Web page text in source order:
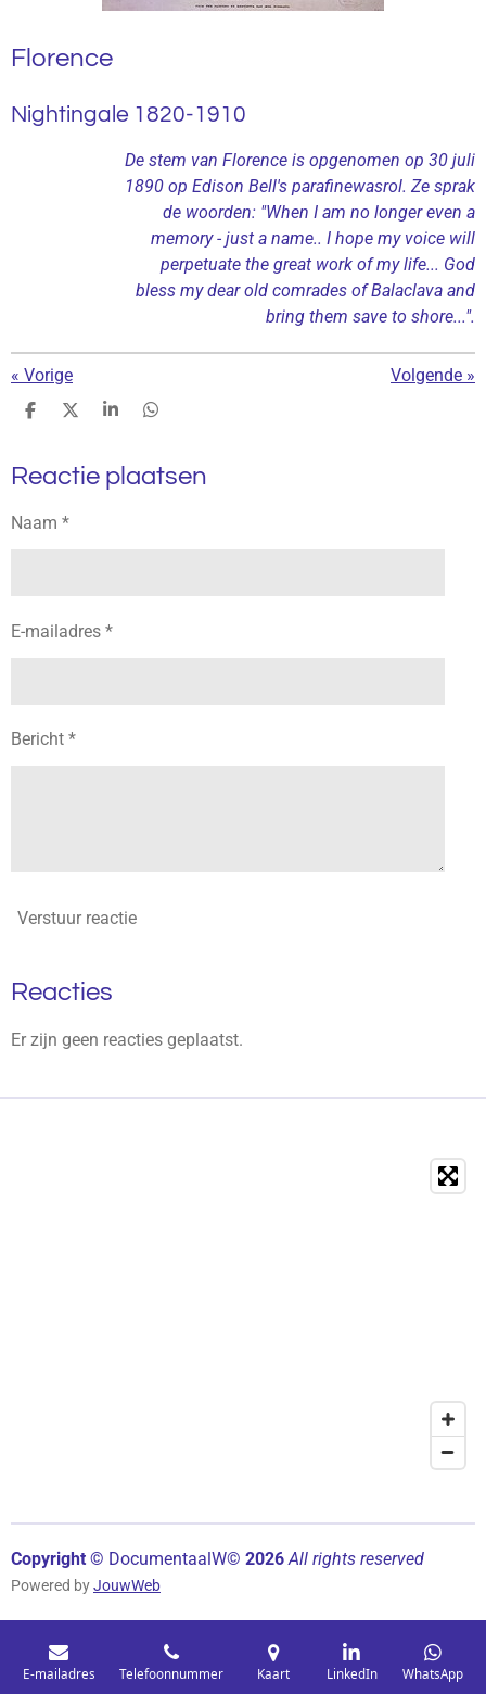
Florence
Nightingale 1820-1910
De stem van Florence is opgenomen op 30 juli
1890 op Edison Bell's parafinewasrol. Ze sprak
de woorden: "When I am no longer even a
memory - just a name.. I hope my voice will
perpetuate the great work of my life... God
bless my dear old comrades of Balaclava and
bring them save to shore...".
« Vorige Volgende »
D
e
n
D
l
S
r
e
D
e
n
Reactie plaatsen
Naam *
E-mailadres *
Bericht *
Verstuur reactie
Reacties
Er zijn geen reacties geplaatst.
Copyright © DocumentaalW© 2026All rights reserved
Powered byJouwWeb
E-mailadres Telefoonnummer Kaart LinkedIn WhatsApp